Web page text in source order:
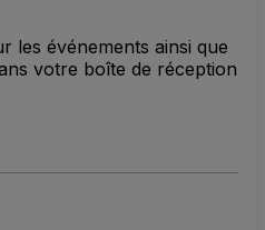
les événements ainsi que
votre boîte de réception